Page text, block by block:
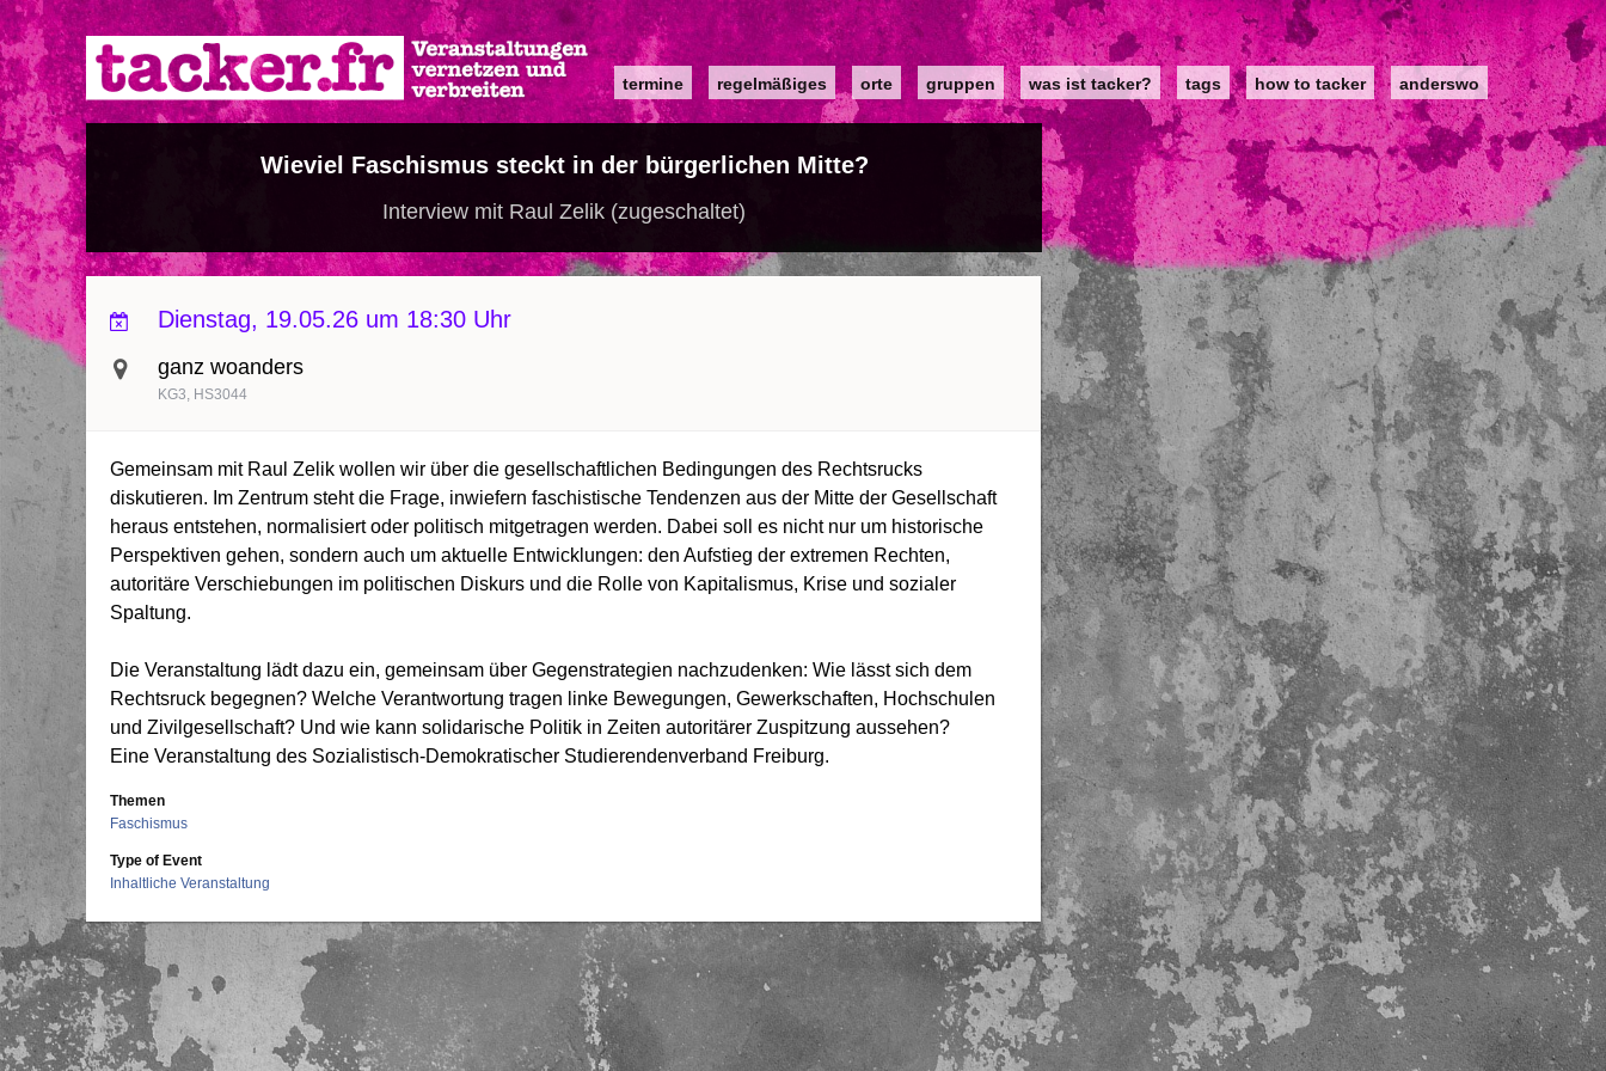
Direkt
zum
Inhalt
Main
navigation
termine regelmäßiges orte gruppen was ist tacker? tags how to tacker anderswo
Wieviel Faschismus steckt in der bürgerlichen Mitte?
Interview mit Raul Zelik (zugeschaltet)
Dienstag, 19.05.26 um 18:30 Uhr
ganz woanders
KG3, HS3044
Gemeinsam mit Raul Zelik wollen wir über die gesellschaftlichen Bedingungen des Rechtsrucks
diskutieren. Im Zentrum steht die Frage, inwiefern faschistische Tendenzen aus der Mitte der Gesellschaft
heraus entstehen, normalisiert oder politisch mitgetragen werden. Dabei soll es nicht nur um historische
Perspektiven gehen, sondern auch um aktuelle Entwicklungen: den Aufstieg der extremen Rechten,
autoritäre Verschiebungen im politischen Diskurs und die Rolle von Kapitalismus, Krise und sozialer
Spaltung.
Die Veranstaltung lädt dazu ein, gemeinsam über Gegenstrategien nachzudenken: Wie lässt sich dem
Rechtsruck begegnen? Welche Verantwortung tragen linke Bewegungen, Gewerkschaften, Hochschulen
und Zivilgesellschaft? Und wie kann solidarische Politik in Zeiten autoritärer Zuspitzung aussehen?
Eine Veranstaltung des Sozialistisch-Demokratischer Studierendenverband Freiburg.
Themen
Faschismus
Type of Event
Inhaltliche Veranstaltung